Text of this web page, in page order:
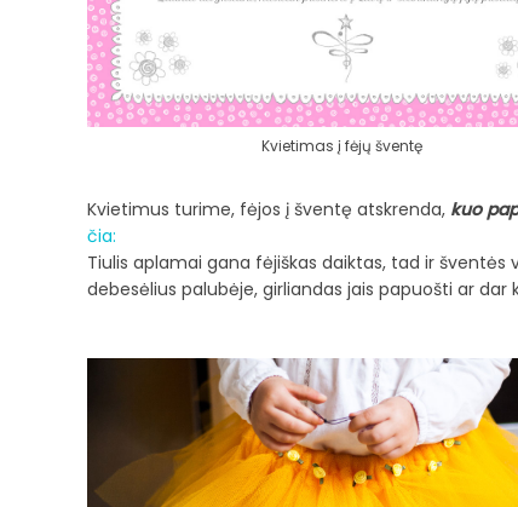
Kvietimas į fėjų šventę
Kvietimus turime, fėjos į šventę atskrenda, kuo
čia:
Tiulis aplamai gana fėjiškas daiktas, tad ir
debesėlius palubėje, girliandas jais papuošti ar dar